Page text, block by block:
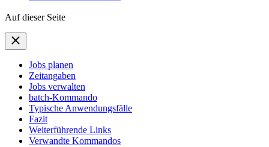
Auf dieser Seite
Jobs planen
Zeitangaben
Jobs verwalten
batch-Kommando
Typische Anwendungsfälle
Fazit
Weiterführende Links
Verwandte Kommandos